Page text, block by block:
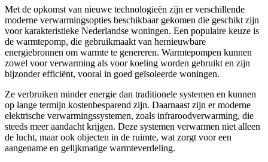
Met de opkomst van nieuwe technologieën zijn er verschillende
moderne verwarmingsopties beschikbaar gekomen die geschikt zijn
voor karakteristieke Nederlandse woningen. Een populaire keuze is
de warmtepomp, die gebruikmaakt van hernieuwbare
energiebronnen om warmte te genereren. Warmtepompen kunnen
zowel voor verwarming als voor koeling worden gebruikt en zijn
bijzonder efficiënt, vooral in goed geïsoleerde woningen.
Ze verbruiken minder energie dan traditionele systemen en kunnen
op lange termijn kostenbesparend zijn. Daarnaast zijn er moderne
elektrische verwarmingssystemen, zoals infraroodverwarming, die
steeds meer aandacht krijgen. Deze systemen verwarmen niet alleen
de lucht, maar ook objecten in de ruimte, wat zorgt voor een
aangename en gelijkmatige warmteverdeling.